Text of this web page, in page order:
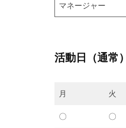
日
マネージャー
活動日（通常）
月 火
〇 〇